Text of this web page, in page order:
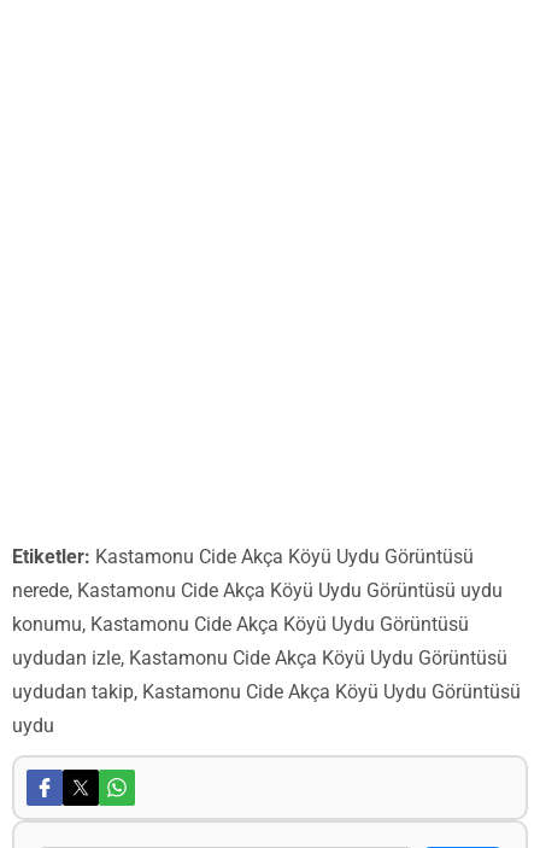
Etiketler: Kastamonu Cide Akça Köyü Uydu Görüntüsü
nerede, Kastamonu Cide Akça Köyü Uydu Görüntüsü uydu
konumu, Kastamonu Cide Akça Köyü Uydu Görüntüsü
uydudan izle, Kastamonu Cide Akça Köyü Uydu Görüntüsü
uydudan takip, Kastamonu Cide Akça Köyü Uydu Görüntüsü
uydu